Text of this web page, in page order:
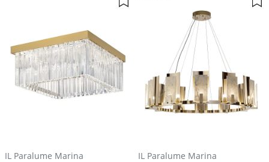
IL Paralume Marina
IL Paralume Marina